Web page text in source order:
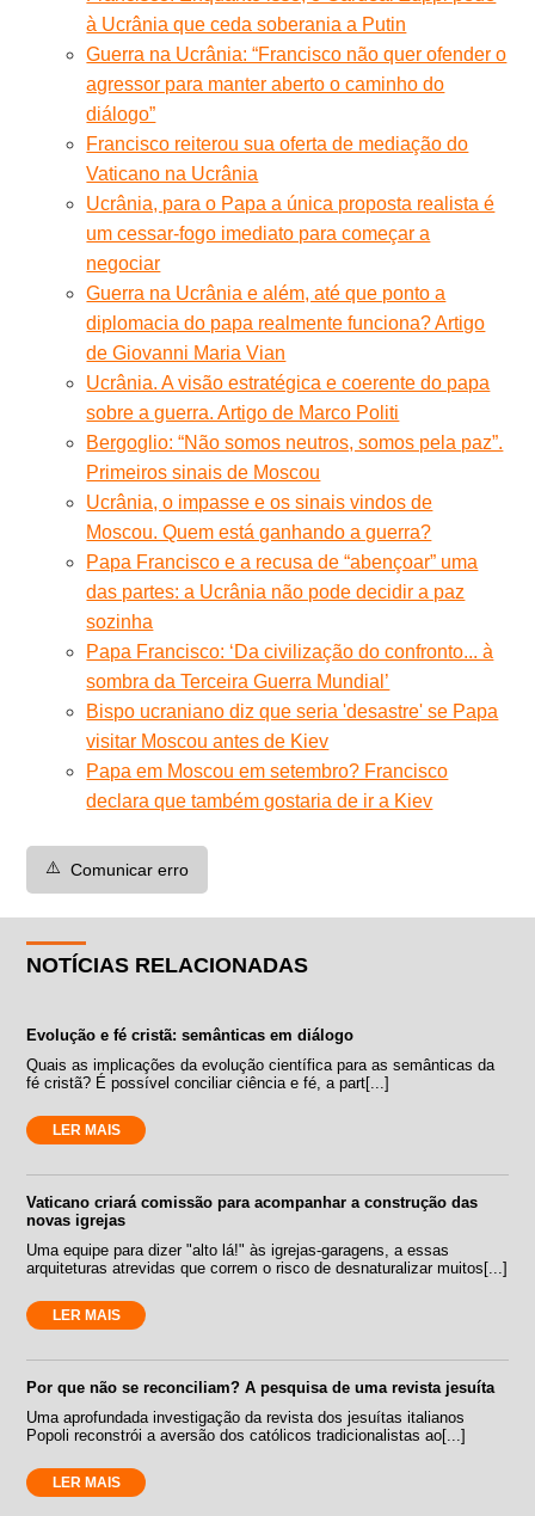
à Ucrânia que ceda soberania a Putin
Guerra na Ucrânia: “Francisco não quer ofender o
agressor para manter aberto o caminho do
diálogo”
Francisco reiterou sua oferta de mediação do
Vaticano na Ucrânia
Ucrânia, para o Papa a única proposta realista é
um cessar-fogo imediato para começar a
negociar
Guerra na Ucrânia e além, até que ponto a
diplomacia do papa realmente funciona? Artigo
de Giovanni Maria Vian
Ucrânia. A visão estratégica e coerente do papa
sobre a guerra. Artigo de Marco Politi
Bergoglio: “Não somos neutros, somos pela paz”.
Primeiros sinais de Moscou
Ucrânia, o impasse e os sinais vindos de
Moscou. Quem está ganhando a guerra?
Papa Francisco e a recusa de “abençoar” uma
das partes: a Ucrânia não pode decidir a paz
sozinha
Papa Francisco: ‘Da civilização do confronto... à
sombra da Terceira Guerra Mundial’
Bispo ucraniano diz que seria 'desastre' se Papa
visitar Moscou antes de Kiev
Papa em Moscou em setembro? Francisco
declara que também gostaria de ir a Kiev
⚠️ Comunicar erro
NOTÍCIAS RELACIONADAS
Evolução e fé cristã: semânticas em diálogo
Quais as implicações da evolução científica para as semânticas da
fé cristã? É possível conciliar ciência e fé, a part[...]
LER MAIS
Vaticano criará comissão para acompanhar a construção das
novas igrejas
Uma equipe para dizer "alto lá!" às igrejas-garagens, a essas
arquiteturas atrevidas que correm o risco de desnaturalizar muitos[...]
LER MAIS
Por que não se reconciliam? A pesquisa de uma revista jesuíta
Uma aprofundada investigação da revista dos jesuítas italianos
Popoli reconstrói a aversão dos católicos tradicionalistas ao[...]
LER MAIS